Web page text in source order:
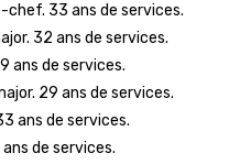
chef. 33 ans de services.
32 ans de services.
ans de services.
29 ans de services.
ans de services.
de services.